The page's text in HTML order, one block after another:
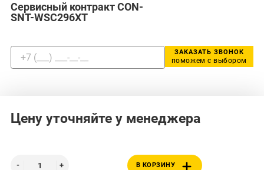
Сервисный контракт CON-
SNT-WSC296XT
ЗАКАЗАТЬ ЗВОНОК
поможем с выбором
Цену уточняйте у менеджера
В КОРЗИНУ